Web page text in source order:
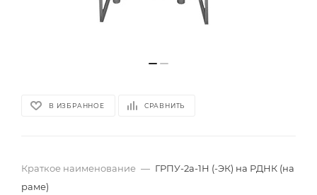
В ИЗБРАННОЕ СРАВНИТЬ
Краткое наименование — ГРПУ-2а-1Н (-ЭК) на РДНК (на
раме)